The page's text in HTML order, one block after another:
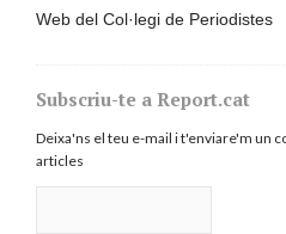
Web del Col·legi de Periodistes
Subscriu-te a Report.cat
Deixa'ns el teu e-mail i t'enviare'm un
articles